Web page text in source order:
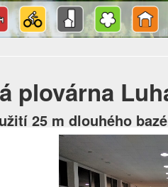
plovárna
25 m dlouhého